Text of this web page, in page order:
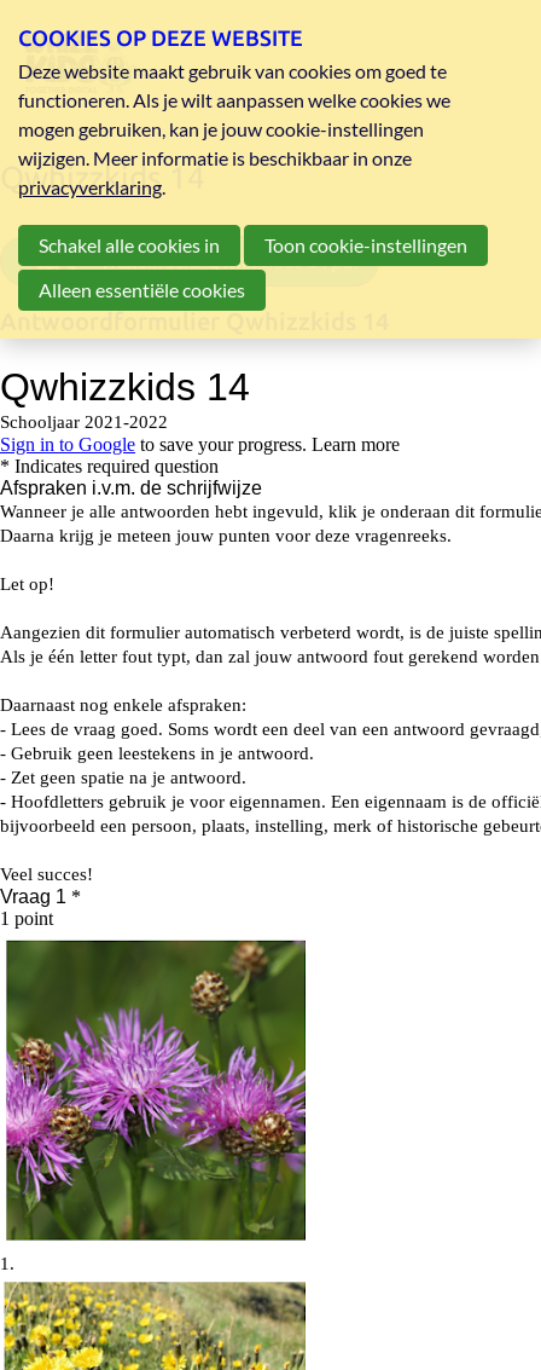
Qwhizzkids 14
vragenreeks Qwhizzkids 14 pdf
COOKIES OP DEZE WEBSITE
Deze website maakt gebruik van cookies om goed te
functioneren. Als je wilt aanpassen welke cookies we
mogen gebruiken, kan je jouw cookie-instellingen
wijzigen. Meer informatie is beschikbaar in onze
privacyverklaring.
Schakel alle cookies in
Toon cookie-instellingen
Alleen essentiële cookies